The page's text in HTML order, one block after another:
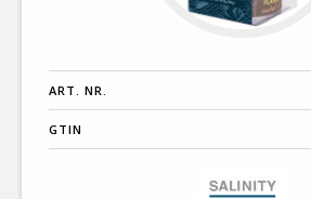
ART. NR.
GTIN